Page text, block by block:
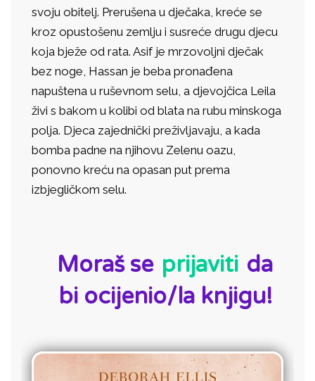
svoju obitelj. Prerušena u dječaka, kreće se
kroz opustošenu zemlju i susreće drugu djecu
koja bježe od rata. Asif je mrzovoljni dječak
bez noge, Hassan je beba pronađena
napuštena u ruševnom selu, a djevojčica Leila
živi s bakom u kolibi od blata na rubu minskoga
polja. Djeca zajednički preživljavaju, a kada
bomba padne na njihovu Zelenu oazu,
ponovno kreću na opasan put prema
izbjegličkom selu.
Moraš se prijaviti da
bi ocijenio/la knjigu!